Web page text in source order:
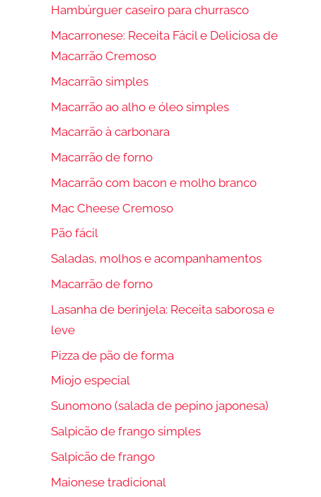
Hambúrguer caseiro para churrasco
Macarronese: Receita Fácil e Deliciosa de
Macarrão Cremoso
Macarrão simples
Macarrão ao alho e óleo simples
Macarrão à carbonara
Macarrão de forno
Macarrão com bacon e molho branco
Mac Cheese Cremoso
Pão fácil
Saladas, molhos e acompanhamentos
Macarrão de forno
Lasanha de berinjela: Receita saborosa e
leve
Pizza de pão de forma
Miojo especial
Sunomono (salada de pepino japonesa)
Salpicão de frango simples
Salpicão de frango
Maionese tradicional